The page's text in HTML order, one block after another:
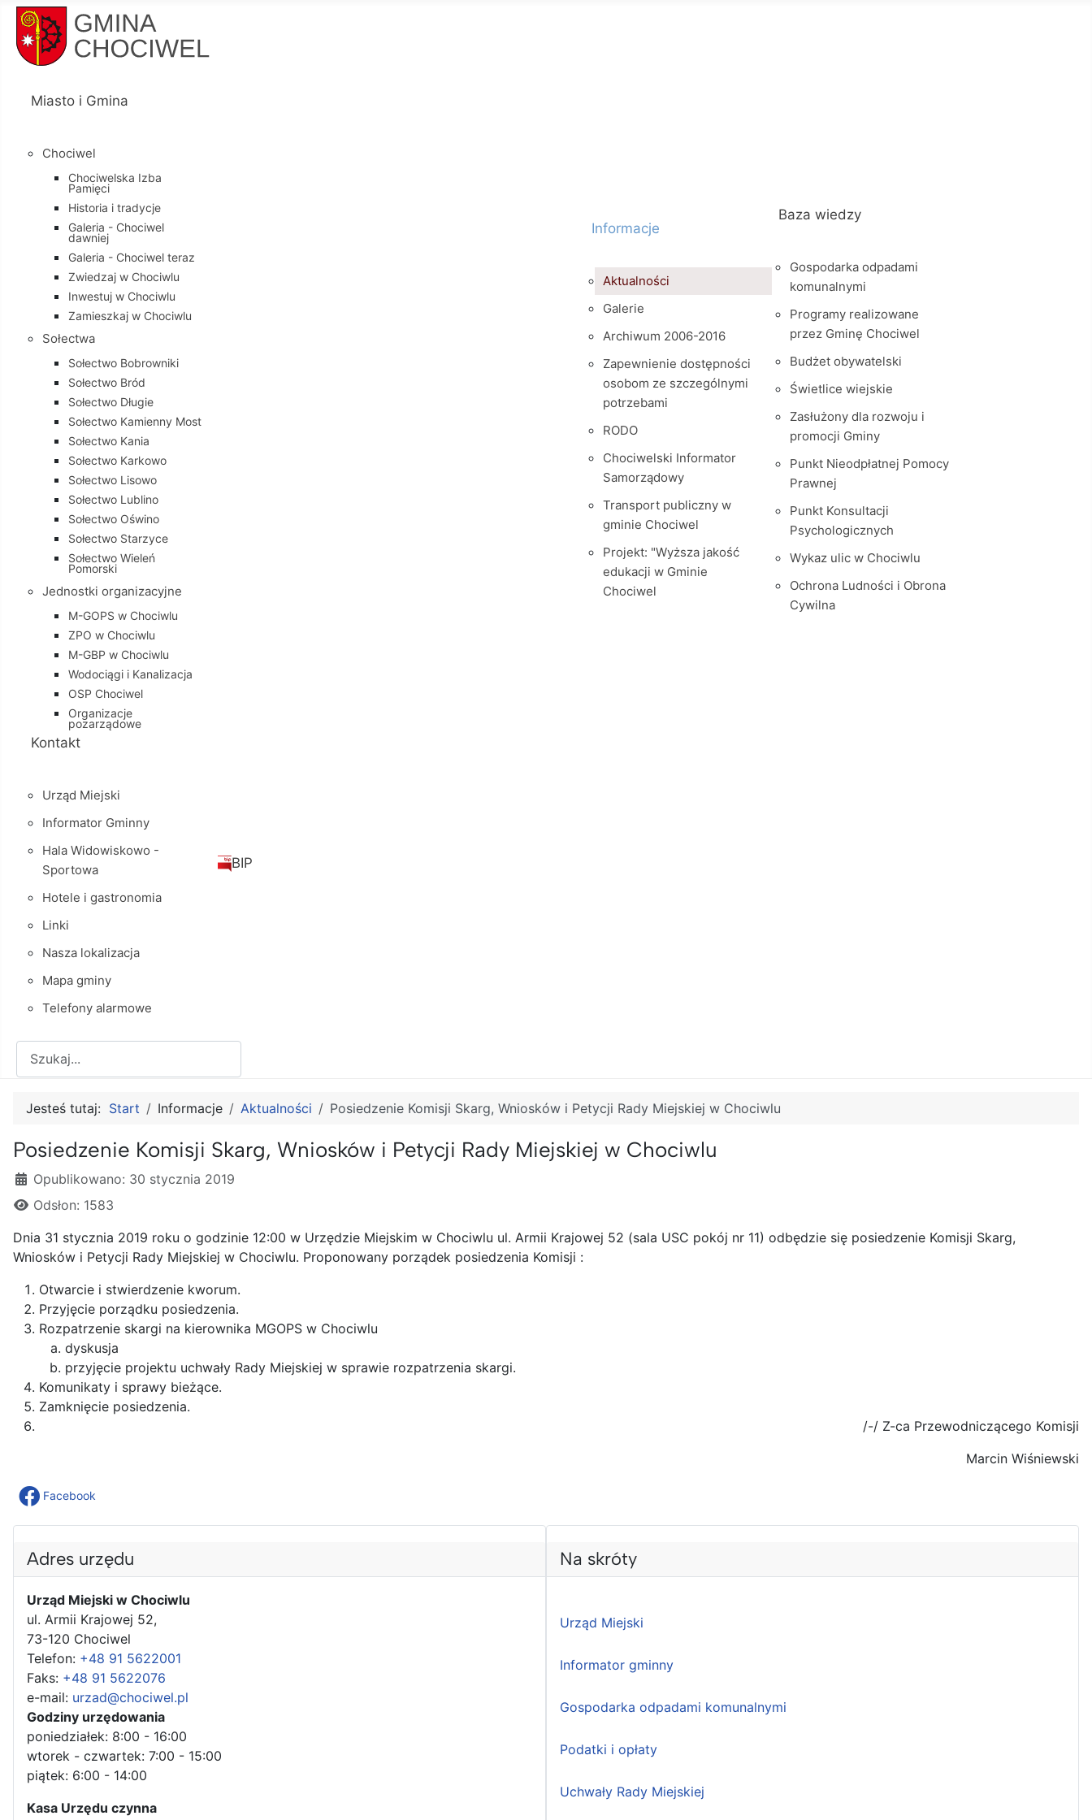
Miasto i Gmina
Chociwel
Chociwelska Izba
Pamięci
Historia i tradycje
Galeria - Chociwel
dawniej
Galeria - Chociwel teraz
Zwiedzaj w Chociwlu
Inwestuj w Chociwlu
Zamieszkaj w Chociwlu
Sołectwa
Sołectwo Bobrowniki
Sołectwo Bród
Sołectwo Długie
Sołectwo Kamienny Most
Sołectwo Kania
Sołectwo Karkowo
Sołectwo Lisowo
Sołectwo Lublino
Sołectwo Oświno
Sołectwo Starzyce
Sołectwo Wieleń
Pomorski
Jednostki organizacyjne
M-GOPS w Chociwlu
ZPO w Chociwlu
M-GBP w Chociwlu
Wodociągi i Kanalizacja
OSP Chociwel
Organizacje
pozarządowe
Informacje
Aktualności
Galerie
Archiwum 2006-2016
Zapewnienie dostępności
osobom ze szczególnymi
potrzebami
RODO
Chociwelski Informator
Samorządowy
Transport publiczny w
gminie Chociwel
Projekt: "Wyższa jakość
edukacji w Gminie
Chociwel
Baza wiedzy
Gospodarka odpadami
komunalnymi
Programy realizowane
przez Gminę Chociwel
Budżet obywatelski
Świetlice wiejskie
Zasłużony dla rozwoju i
promocji Gminy
Punkt Nieodpłatnej Pomocy
Prawnej
Punkt Konsultacji
Psychologicznych
Wykaz ulic w Chociwlu
Ochrona Ludności i Obrona
Cywilna
Kontakt
Urząd Miejski
Informator Gminny
Hala Widowiskowo -
Sportowa
Hotele i gastronomia
Linki
Nasza lokalizacja
Mapa gminy
Telefony alarmowe
BIP
Jesteś tutaj: Start Informacje Aktualności Posiedzenie Komisji Skarg, Wniosków i Petycji Rady Miejskiej w Chociwlu
Posiedzenie Komisji Skarg, Wniosków i Petycji Rady Miejskiej w Chociwlu
Szczegóły
Opublikowano: 30 stycznia 2019
Odsłon: 1583
Dnia 31 stycznia 2019 roku o godzinie 12:00 w Urzędzie Miejskim w Chociwlu ul. Armii Krajowej 52 (sala USC pokój nr 11) odbędzie się posiedzenie Komisji Skarg,
Wniosków i Petycji Rady Miejskiej w Chociwlu. Proponowany porządek posiedzenia Komisji :
Otwarcie i stwierdzenie kworum.
Przyjęcie porządku posiedzenia.
Rozpatrzenie skargi na kierownika MGOPS w Chociwlu
dyskusja
przyjęcie projektu uchwały Rady Miejskiej w sprawie rozpatrzenia skargi.
Komunikaty i sprawy bieżące.
Zamknięcie posiedzenia.
/-/ Z-ca Przewodniczącego Komisji
Marcin Wiśniewski
Facebook
Adres urzędu
Urząd Miejski w Chociwlu
ul. Armii Krajowej 52,
73-120 Chociwel
Telefon: +48 91 5622001
Faks: +48 91 5622076
e-mail: urzad@chociwel.pl
Godziny urzędowania
poniedziałek: 8:00 - 16:00
wtorek - czwartek: 7:00 - 15:00
piątek: 6:00 - 14:00
Kasa Urzędu czynna
Na skróty
Urząd Miejski
Informator gminny
Gospodarka odpadami komunalnymi
Podatki i opłaty
Uchwały Rady Miejskiej